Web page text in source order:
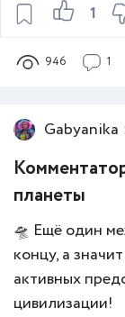
1
946 1
Gabyanika
планеты
🛸 Ещё один
концу, а
активных
цивилизации!